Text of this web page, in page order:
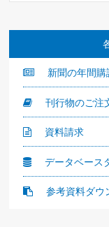
新聞の年間購
刊行物のご注
資料請求
データベース
参考資料ダウ